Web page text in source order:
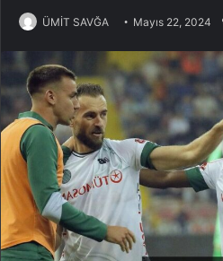
ÜMİT SAVĞA Mayıs 22, 2024